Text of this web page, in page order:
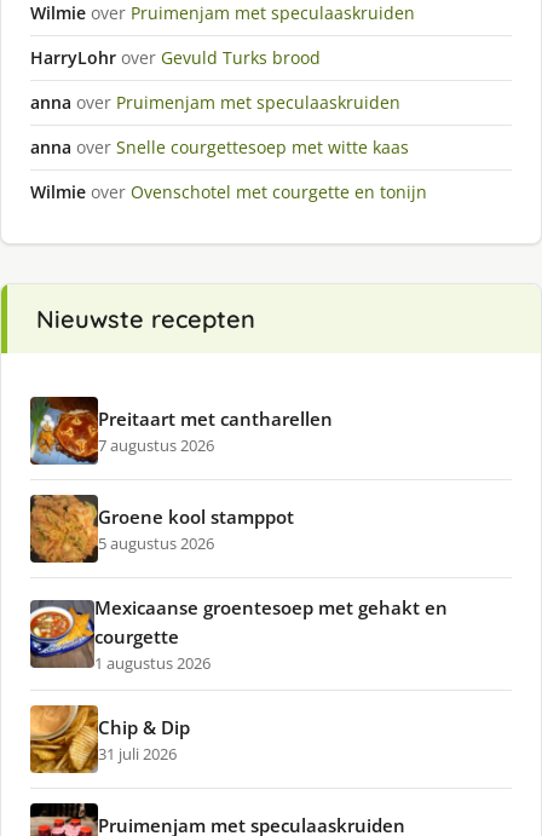
Wilmie over Pruimenjam met speculaaskruiden
HarryLohr over Gevuld Turks brood
anna over Pruimenjam met speculaaskruiden
anna over Snelle courgettesoep met witte kaas
Wilmie over Ovenschotel met courgette en tonijn
Nieuwste recepten
Preitaart met cantharellen
7 augustus 2026
Groene kool stamppot
5 augustus 2026
Mexicaanse groentesoep met gehakt en
courgette
1 augustus 2026
Chip & Dip
31 juli 2026
Pruimenjam met speculaaskruiden